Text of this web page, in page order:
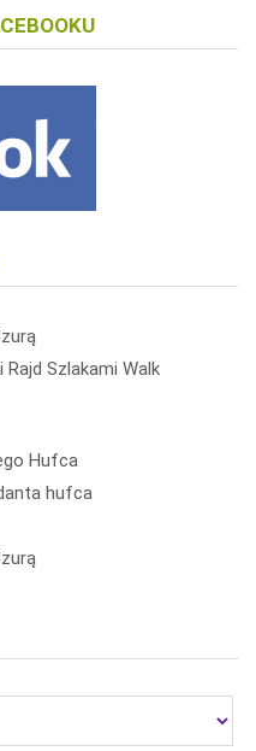
Szlakami Walk
Hufca
hufca